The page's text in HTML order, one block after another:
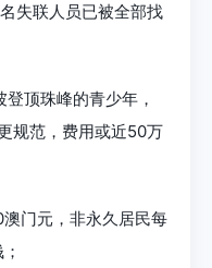
失联人员已被全部找
顶珠峰的青少年，
规范，费用或近50万
门元，非永久居民每